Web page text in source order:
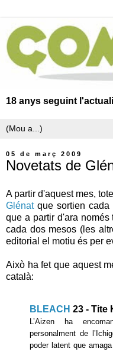
18 anys seguint
05 de març 2009
Novetats de
A partir d'aquest mes,
Glénatque sortien cada
que a partir d'ara
cada dos mesos (les
editorial el motiu és per
Això ha fet que aquest
català:
BLEACH 23 - Tite
L’Aizen ha
personalment de
poder latent que